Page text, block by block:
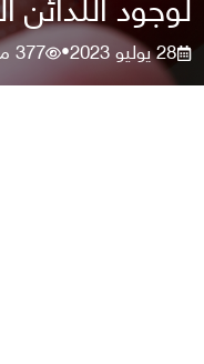
28 يوليو 2023 •
377